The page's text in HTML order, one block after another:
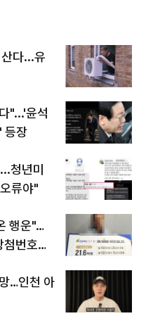
다...유
"...'윤석
등장
청년미
류야"
행운"…
번호조
…인천 아